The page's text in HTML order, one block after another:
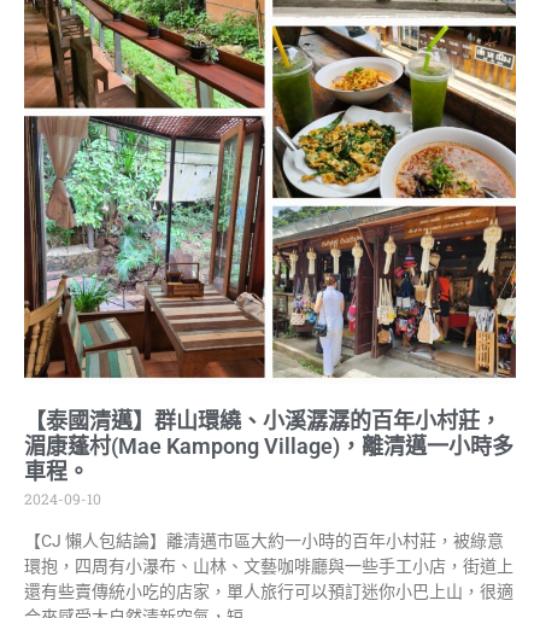
【泰國清邁】群山環繞、小溪潺潺的百年小村莊，
湄康蓬村(Mae Kampong Village)，離清邁一小時多
車程。
2024-09-10
【CJ 懶人包結論】離清邁市區大約一小時的百年小村莊，被綠意
環抱，四周有小瀑布、山林、文藝咖啡廳與一些手工小店，街道上
還有些賣傳統小吃的店家，單人旅行可以預訂迷你小巴上山，很適